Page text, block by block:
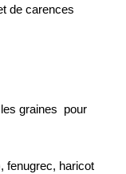
de carences
les graines pour
fenugrec, haricot